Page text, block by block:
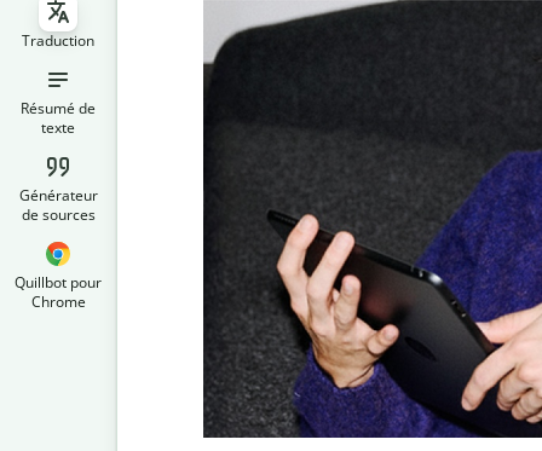
Traduction
Résumé de
texte
Générateur
de sources
Quillbot pour
Chrome